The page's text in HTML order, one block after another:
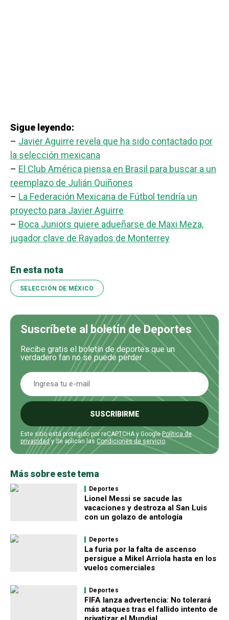
Sigue leyendo:
– Javier Aguirre revela que ha sido contactado por
la selección mexicana
– El Club América piensa en Brasil para buscar a un
reemplazo de Julián Quiñones
– La Federación Mexicana de Fútbol tendría un
proyecto para Javier Aguirre
– Boca Juniors quiere adueñarse de Maxi Meza,
jugador clave de Rayados de Monterrey
En esta nota
SELECCIÓN DE MÉXICO
Suscríbete al boletín de Deportes
Recibe gratis el boletín de deportes que un
verdadero fan no se puede perder
SUSCRIBIRME
Este sitio está protegido por reCAPTCHA y GooglePolítica de
privacidady Se aplican las Condiciones de servicio.
Más sobre este tema
Deportes
Lionel Messi se sacude las
vacaciones y destroza al San Luis
con un golazo de antología
Deportes
La furia por la falta de ascenso
persigue a Mikel Arriola hasta en los
vuelos comerciales
Deportes
FIFA lanza advertencia: No tolerará
más ataques tras el fallido intento de